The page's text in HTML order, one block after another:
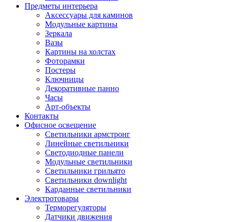
Предметы интерьера
Аксессуары для каминов
Модульные картины
Зеркала
Вазы
Картины на холстах
Фоторамки
Постеры
Ключницы
Декоративные панно
Часы
Арт-объекты
Контакты
Офисное освещение
Светильники армстронг
Линейные светильники
Светодиодные панели
Модульные светильники
Светильники грильято
Светильники downlight
Карданные светильники
Электротовары
Терморегуляторы
Датчики движения